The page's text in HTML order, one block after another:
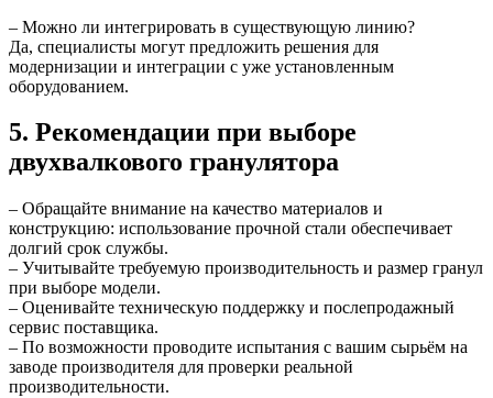
– Можно ли интегрировать в существующую линию?
Да, специалисты могут предложить решения для
модернизации и интеграции с уже установленным
оборудованием.
5. Рекомендации при выборе
двухвалкового гранулятора
– Обращайте внимание на качество материалов и
конструкцию: использование прочной стали обеспечивает
долгий срок службы.
– Учитывайте требуемую производительность и размер гранул
при выборе модели.
– Оценивайте техническую поддержку и послепродажный
сервис поставщика.
– По возможности проводите испытания с вашим сырьём на
заводе производителя для проверки реальной
производительности.